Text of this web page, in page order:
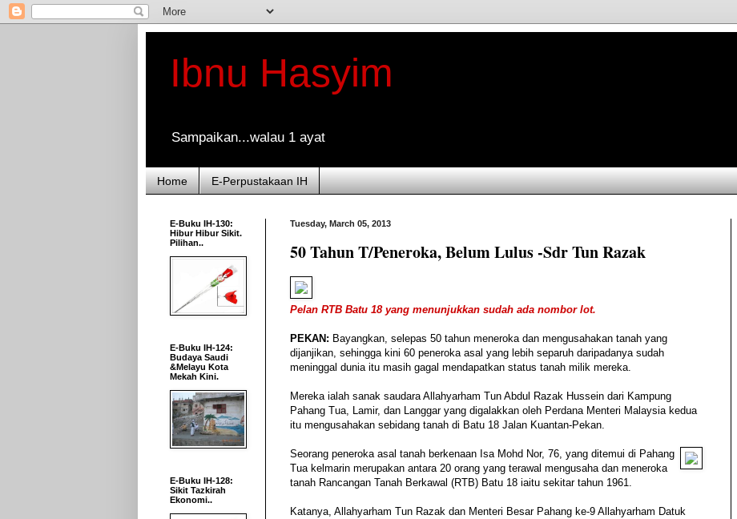
Ibnu Hasyim
Sampaikan...walau 1 ayat
Home E-Perpustakaan IH
Tuesday, March 05, 2013
50 Tahun T/Peneroka, Belum Lulus -Sdr Tun Razak
Pelan RTB Batu 18 yang menunjukkan sudah ada nombor lot.
PEKAN: Bayangkan, selepas 50 tahun meneroka dan mengusahakan tanah yang
dijanjikan, sehingga kini 60 peneroka asal yang lebih separuh daripadanya sudah
meninggal dunia itu masih gagal mendapatkan status tanah milik mereka.
Mereka ialah sanak saudara Allahyarham Tun Abdul Razak Hussein dari Kampung
Pahang Tua, Lamir, dan Langgar yang digalakkan oleh Perdana Menteri Malaysia kedua
itu mengusahakan sebidang tanah di Batu 18 Jalan Kuantan-Pekan.
Seorang peneroka asal tanah berkenaan Isa Mohd Nor, 76, yang ditemui di Pahang
Tua kelmarin merupakan antara 20 orang yang terawal mengusaha dan meneroka
tanah Rancangan Tanah Berkawal (RTB) Batu 18 iaitu sekitar tahun 1961.
Katanya, Allahyarham Tun Razak dan Menteri Besar Pahang ke-9 Allahyarham Datuk
E-Buku IH-130:
Hibur Hibur Sikit.
Pilihan..
E-Buku IH-124:
Budaya Saudi
&Melayu Kota
Mekah Kini.
E-Buku IH-128:
Sikit Tazkirah
Ekonomi..